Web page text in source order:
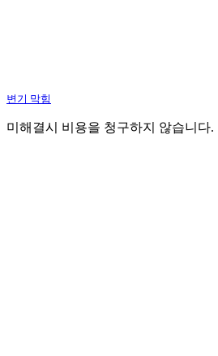
변기 막힘
미해결시 비용을 청구하지 않습니다.